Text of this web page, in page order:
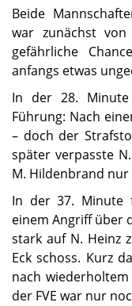
Beide
war zunächst von
gefährliche
anfangs etwas
In der 28.
Führung: Nach
– doch der
später verpasste
M. Hildenbrand
In der 37. Minute
einem Angriff über
stark auf N. Heinz
Eck schoss. Kurz
nach
der FVE war nur